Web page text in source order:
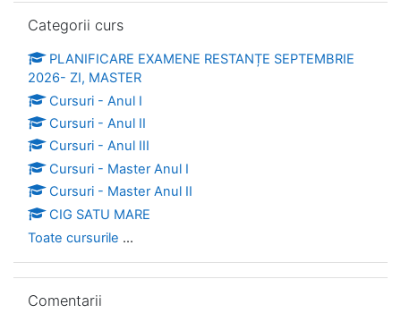
Categorii curs
PLANIFICARE EXAMENE RESTANȚE SEPTEMBRIE
2026- ZI, MASTER
Cursuri - Anul I
Cursuri - Anul II
Cursuri - Anul III
Cursuri - Master Anul I
Cursuri - Master Anul II
CIG SATU MARE
Toate cursurile ...
Comentarii